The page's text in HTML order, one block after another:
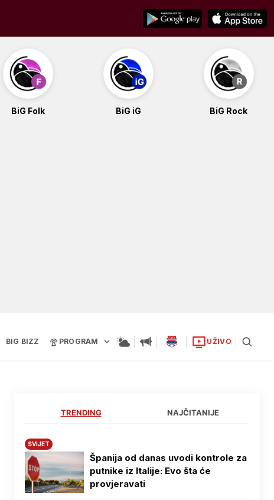
BiG Folk BiG iG BiG Rock
BIG BIZZ PROGRAM UŽIVO
TRENDING NAJČITANIJE
SVIJET
Španija od danas uvodi kontrole za
putnike iz Italije: Evo šta će
provjeravati